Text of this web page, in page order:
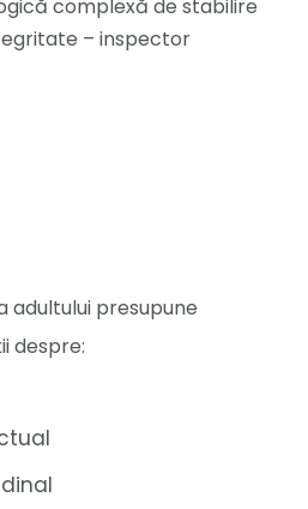
complexă de stabilire
– inspector
adultului presupune
despre: